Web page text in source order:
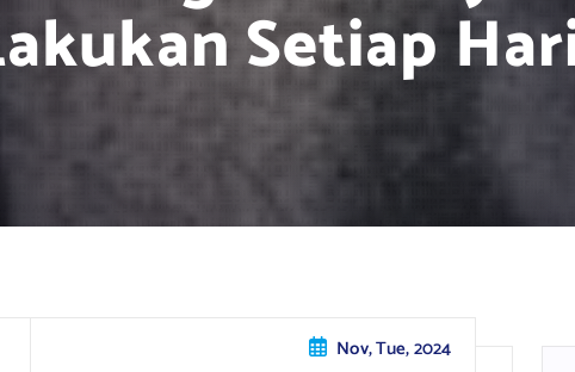
Setiap
Nov, Tue, 2024